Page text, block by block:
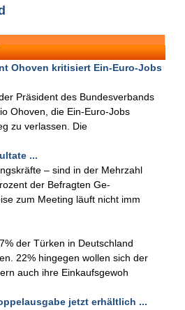
Ohoven kritisiert Ein-Euro-Jobs
Präsident des Bundesverbands
Ohoven, die Ein-Euro-Jobs
zu verlassen. Die
...
– sind in der Mehrzahl
der Befragten Ge-
zum Meeting läuft nicht imm
der Türken in Deutschland
22% hingegen wollen sich der
auch ihre Einkaufsgewoh
jetzt erhältlich ...